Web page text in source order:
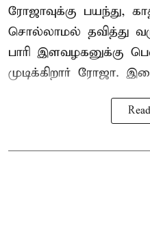
ரோஜாவுக்கு பயந்து,
சொல்லாமல் தவித்து
பாரி இளவழகனுக்கு
முடிக்கிறார் ரோஜா.